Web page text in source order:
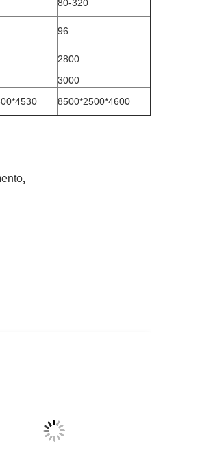
80-320
96
2800
3000
8500*2500*4600
,